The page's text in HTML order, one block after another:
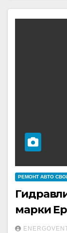
РЕМОНТ АВТО
марки